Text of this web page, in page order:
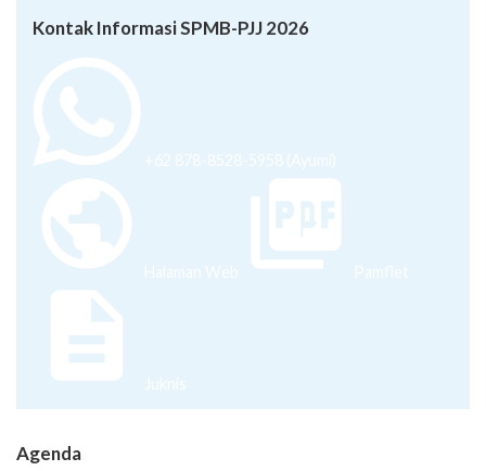
Kontak Informasi SPMB-PJJ 2026
+62 878-8528-5958 (Ayumi)
Halaman Web Pamflet
Juknis
Agenda